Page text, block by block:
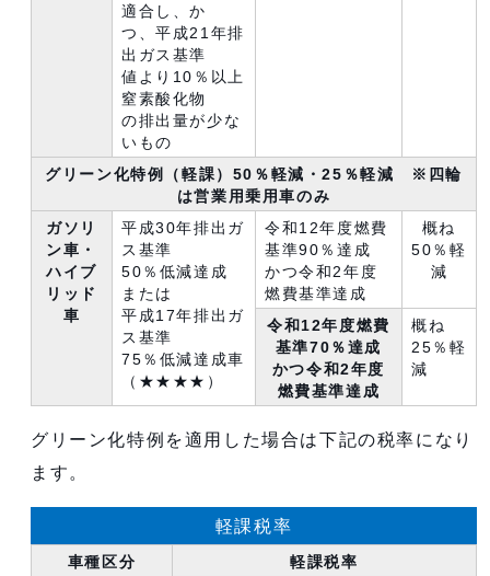
適合し、か
つ、平成21年排
出ガス基準
値より10％以上
窒素酸化物
の排出量が少な
いもの
グリーン化特例（軽課）50％軽減・25％軽減 ※四輪
は営業用乗用車のみ
ガソリ
ン車・
ハイブ
リッド
車
平成30年排出ガ
ス基準
50％低減達成
または
平成17年排出ガ
ス基準
75％低減達成車
（★★★★）
令和12年度燃費
基準90％達成
かつ令和2年度
燃費基準達成
概ね
50％軽
減
令和12年度燃費
基準70％達成
かつ令和2年度
燃費基準達成
概ね
25％軽
減
グリーン化特例を適用した場合は下記の税率になり
ます。
軽課税率
車種区分
軽課税率